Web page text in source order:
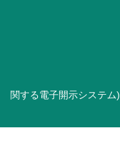
関する電子開示システム)